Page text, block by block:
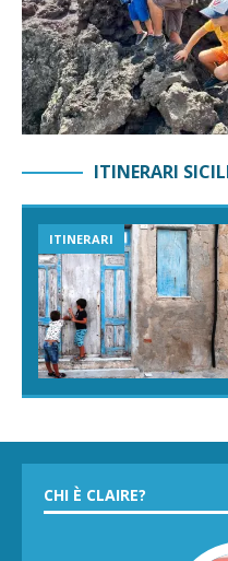
ITINERARI
ITINERARI
CHI È CLAIRE?